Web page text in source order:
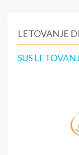
LETOVANJE
SUS